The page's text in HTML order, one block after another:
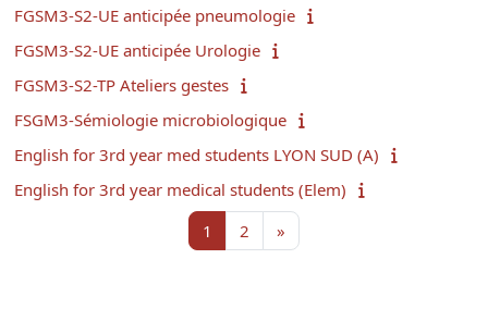
FGSM3-S2-UE anticipée pneumologie
FGSM3-S2-UE anticipée Urologie
FGSM3-S2-TP Ateliers gestes
FSGM3-Sémiologie microbiologique
English for 3rd year med students LYON SUD (A)
English for 3rd year medical students (Elem)
1 Page 1
2 Page 2
»